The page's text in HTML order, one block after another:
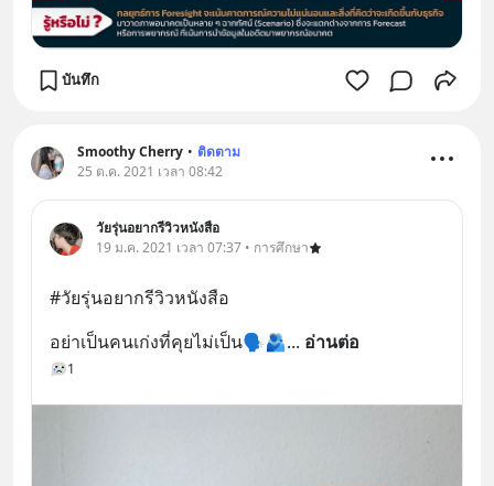
บันทึก
Smoothy Cherry • ติดตาม
25 ต.ค. 2021 เวลา 08:42
วัยรุ่นอยากรีวิวหนังสือ
19 ม.ค. 2021 เวลา 07:37 • การศึกษา
#วัยรุ่นอยากรีวิวหนังสือ
อย่าเป็นคนเก่งที่คุยไม่เป็น🗣🫂... อ่านต่อ
1